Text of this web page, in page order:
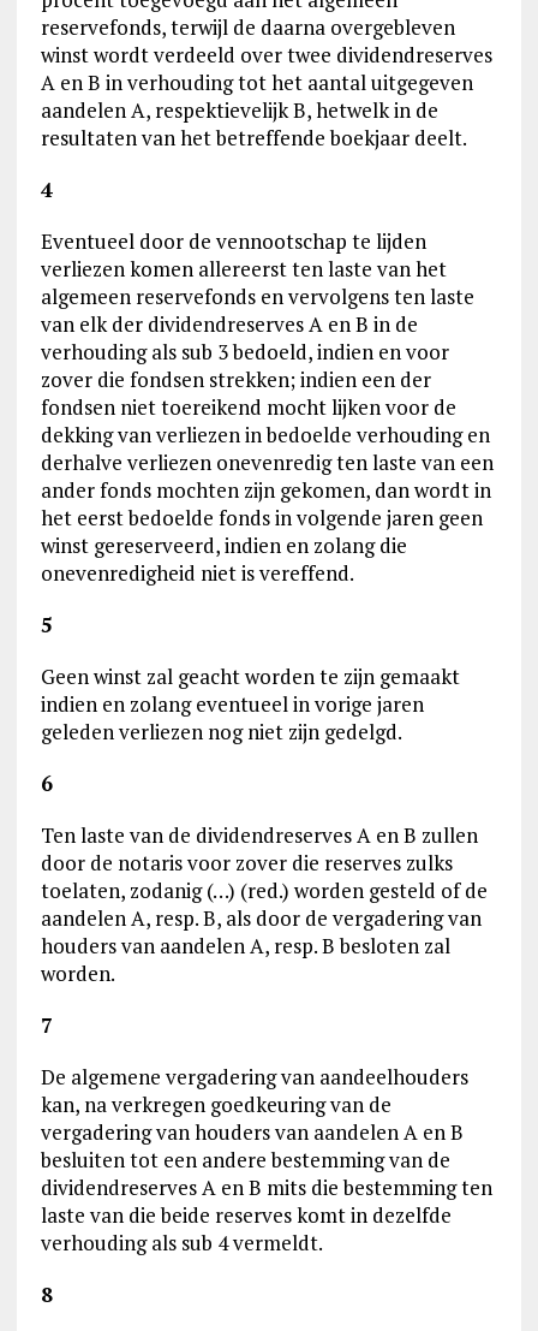
reservefonds, terwijl de daarna overgebleven
winst wordt verdeeld over twee dividendreserves
A en B in verhouding tot het aantal uitgegeven
aandelen A, respektievelijk B, hetwelk in de
resultaten van het betreffende boekjaar deelt.
4
Eventueel door de vennootschap te lijden
verliezen komen allereerst ten laste van het
algemeen reservefonds en vervolgens ten laste
van elk der dividendreserves A en B in de
verhouding als sub 3 bedoeld, indien en voor
zover die fondsen strekken; indien een der
fondsen niet toereikend mocht lijken voor de
dekking van verliezen in bedoelde verhouding en
derhalve verliezen onevenredig ten laste van een
ander fonds mochten zijn gekomen, dan wordt in
het eerst bedoelde fonds in volgende jaren geen
winst gereserveerd, indien en zolang die
onevenredigheid niet is vereffend.
5
Geen winst zal geacht worden te zijn gemaakt
indien en zolang eventueel in vorige jaren
geleden verliezen nog niet zijn gedelgd.
6
Ten laste van de dividendreserves A en B zullen
door de notaris voor zover die reserves zulks
toelaten, zodanig (…) (red.) worden gesteld of de
aandelen A, resp. B, als door de vergadering van
houders van aandelen A, resp. B besloten zal
worden.
7
De algemene vergadering van aandeelhouders
kan, na verkregen goedkeuring van de
vergadering van houders van aandelen A en B
besluiten tot een andere bestemming van de
dividendreserves A en B mits die bestemming ten
laste van die beide reserves komt in dezelfde
verhouding als sub 4 vermeldt.
8